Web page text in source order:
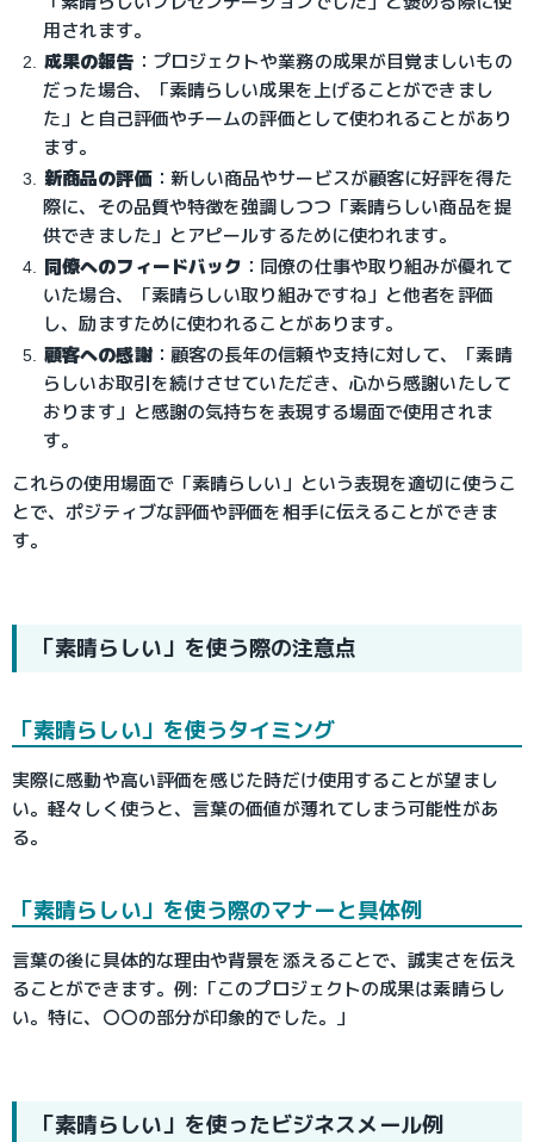
用されます。
成果の報告 ：プロジェクトや業務の成果が目覚ましいもの
だった場合、「素晴らしい成果を上げることができまし
た」と自己評価やチームの評価として使われることがあり
ます。
新商品の評価：新しい商品やサービスが顧客に好評を得た
際に、その品質や特徴を強調しつつ「素晴らしい商品を提
供できました」とアピールするために使われます。
同僚へのフィードバック ：同僚の仕事や取り組みが優れて
いた場合、「素晴らしい取り組みですね」と他者を評価
し、励ますために使われることがあります。
顧客への感謝：顧客の長年の信頼や支持に対して、「素晴
らしいお取引を続けさせていただき、心から感謝いたして
おります」と感謝の気持ちを表現する場面で使用されま
す。
これらの使用場面で「素晴らしい」という表現を適切に使うこ
とで、ポジティブな評価や評価を相手に伝えることができま
す。
「素晴らしい」を使う際の注意点
「素晴らしい」を使うタイミング
実際に感動や高い評価を感じた時だけ使用することが望まし
い。軽々しく使うと、言葉の価値が薄れてしまう可能性があ
る。
「素晴らしい」を使う際のマナーと具体例
言葉の後に具体的な理由や背景を添えることで、誠実さを伝え
ることができます。例:「このプロジェクトの成果は素晴らし
い。特に、〇〇の部分が印象的でした。」
「素晴らしい」を使ったビジネスメール例